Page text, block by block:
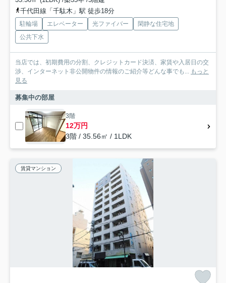
千代田線「千駄木」駅 徒歩18分
駐輪場 エレベーター 光ファイバー
閑静な住宅地
公共下水
当店では、初期費用の分割、クレジットカード決済、家賃や入居日の交
渉、インターネット非公開物件の情報のご紹介等どんな事でも...
もっと
見る
募集中の部屋
3階
12万円
3階 / 35.56㎡ / 1LDK
賃貸マンション